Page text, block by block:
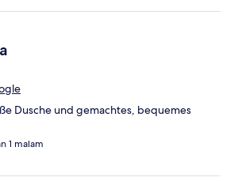
Dusche und gemachtes, bequemes
1 malam